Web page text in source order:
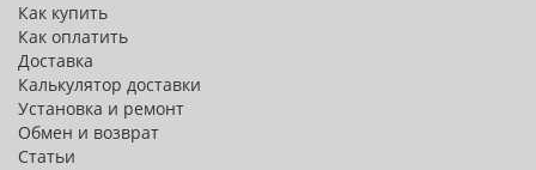
Как купить
Как оплатить
Доставка
Калькулятор доставки
Установка и ремонт
Обмен и возврат
Статьи